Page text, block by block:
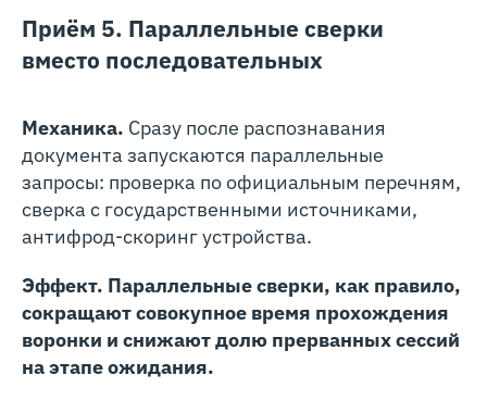
Приём 5. Параллельные сверки
вместо последовательных
Механика. Сразу после распознавания
документа запускаются параллельные
запросы: проверка по официальным перечням,
сверка с государственными источниками,
антифрод-скоринг устройства.
Эффект. Параллельные сверки, как правило,
сокращают совокупное время прохождения
воронки и снижают долю прерванных сессий
на этапе ожидания.